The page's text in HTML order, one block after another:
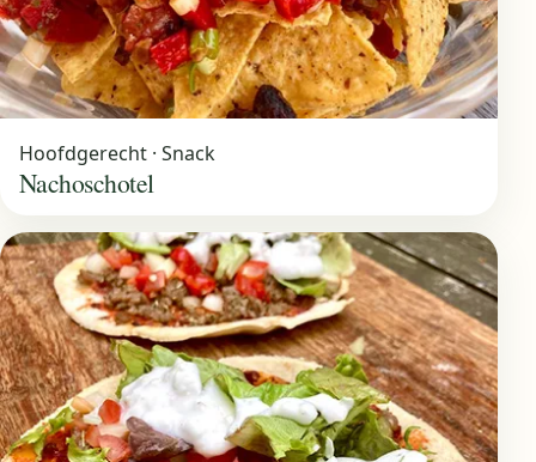
Hoofdgerecht · Snack
Nachoschotel